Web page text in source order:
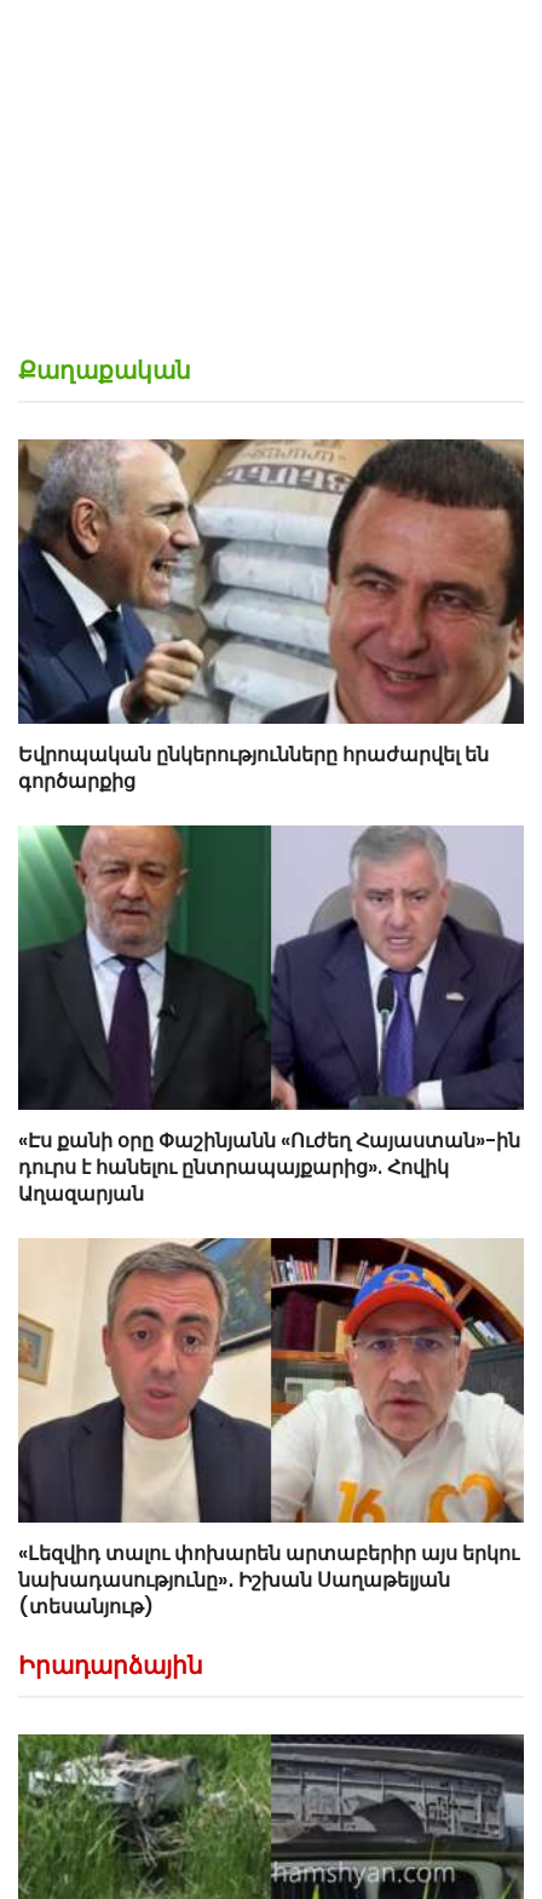
Քաղաքական
Եվրոպական ընկերությունները հրաժարվել են
գործարքից
«Էս քանի օրը Փաշինյանն «Ուժեղ Հայաստան»-ին
դուրս է հանելու ընտրապայքարից». Հովիկ
Աղազարյան
«Լեզվիդ տալու փոխարեն արտաբերիր այս երկու
նախադասությունը»․ Իշխան Սաղաթելյան
(տեսանյութ)
Իրադարձային